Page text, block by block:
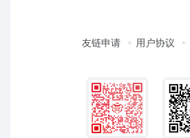
友链申请 用户协议